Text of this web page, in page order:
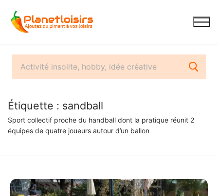
contenu
Étiquette : sandball
Sport collectif proche du handball dont la pratique réunit 2
équipes de quatre joueurs autour d’un ballon